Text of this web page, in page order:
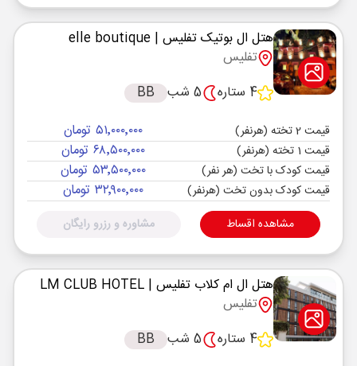
هتل ال بوتیک تفلیس | elle boutique
تفلیس
4 ستاره
5 شب BB
قیمت 2 تخته (هرنفر) ۵۱٬۰۰۰٬۰۰۰ تومان
قیمت 1 تخته (هرنفر) ۶۸٬۵۰۰٬۰۰۰ تومان
قیمت کودک با تخت (هر نفر) ۵۳٬۵۰۰٬۰۰۰ تومان
قیمت کودک بدون تخت (هرنفر) ۳۲٬۹۰۰٬۰۰۰ تومان
مشاهده اقساط مشاوره و رزرو رایگان
هتل ال ام کلاب تفلیس | LM CLUB HOTEL
تفلیس
4 ستاره
5 شب BB